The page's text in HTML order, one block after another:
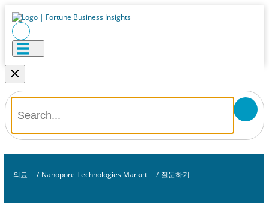
×
의료 / Nanopore Technologies Market / 질문하기